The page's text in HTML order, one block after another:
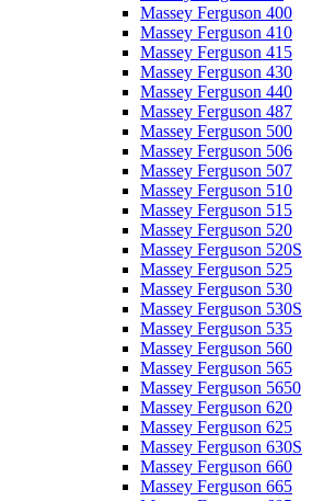
Massey Ferguson 400
Massey Ferguson 410
Massey Ferguson 415
Massey Ferguson 430
Massey Ferguson 440
Massey Ferguson 487
Massey Ferguson 500
Massey Ferguson 506
Massey Ferguson 507
Massey Ferguson 510
Massey Ferguson 515
Massey Ferguson 520
Massey Ferguson 520S
Massey Ferguson 525
Massey Ferguson 530
Massey Ferguson 530S
Massey Ferguson 535
Massey Ferguson 560
Massey Ferguson 565
Massey Ferguson 5650
Massey Ferguson 620
Massey Ferguson 625
Massey Ferguson 630S
Massey Ferguson 660
Massey Ferguson 665